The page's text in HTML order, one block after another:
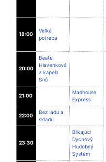
18:00
Veľká
potreba
20:00
Beata
Hlavenková
a kapela
Snů
21:00
Madhouse
Express
22:00
Bez ladu a
skladu
23:30
Blikajúci
Dychový
Hudobný
Systém